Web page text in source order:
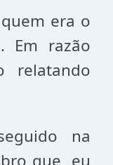
era o
Em razão
relatando
na
que eu